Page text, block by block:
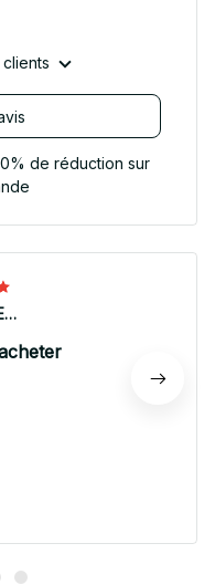
de réduction sur
Joseph ALBERTINI